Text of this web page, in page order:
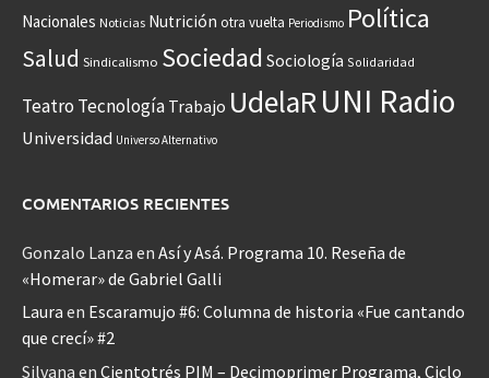
Nacionales Noticias Nutrición otra vuelta Periodismo Política
Salud Sindicalismo Sociedad Sociología Solidaridad
Teatro Tecnología Trabajo UdelaRUNI Radio
Universidad Universo Alternativo
COMENTARIOS RECIENTES
Gonzalo Lanza en Así y Asá. Programa 10. Reseña de
«Homerar» de Gabriel Galli
Laura en Escaramujo #6: Columna de historia «Fue cantando
que crecí» #2
Silvana en Cientotrés PIM – Decimoprimer Programa, Ciclo